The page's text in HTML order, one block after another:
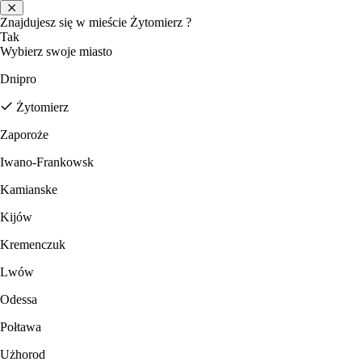
Znajdujesz się w mieście Żytomierz ?
Tak
Wybierz swoje miasto
Dnipro
Żytomierz
Zaporoże
Iwano-Frankowsk
Kamianske
Kijów
Kremenczuk
Lwów
Odessa
Połtawa
Użhorod